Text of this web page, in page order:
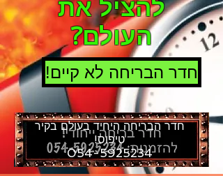
להציל את
העולם?
!חדר הבריחה לא קיים
חדר הבריחה היחיד בעולם בקיר
טיפוס!
054-5925234